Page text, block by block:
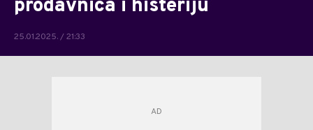
prodavnica i histeriju
25.01.2025. / 21:33